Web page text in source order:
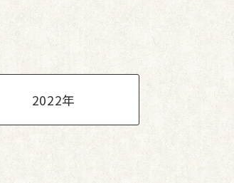
2022年